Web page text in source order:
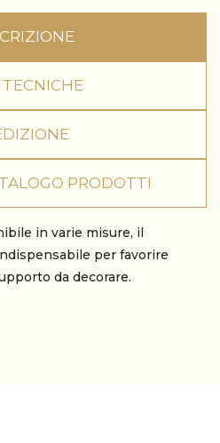
PRODOTTI
in varie misure, il
per favorire
da decorare.